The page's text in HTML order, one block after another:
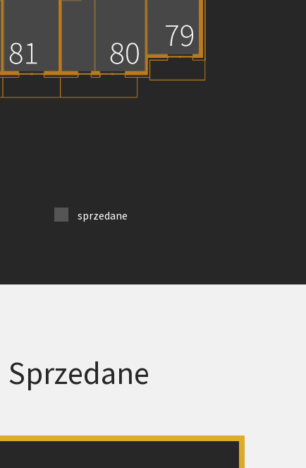
sprzedane
Sprzedane